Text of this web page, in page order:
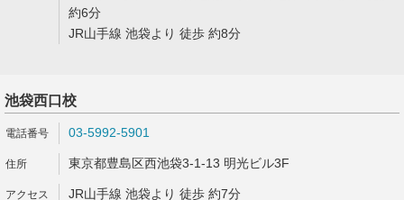
約6分
JR山手線 池袋より 徒歩 約8分
池袋西口校
03-5992-5901
東京都豊島区西池袋3-1-13 明光ビル3F
JR山手線 池袋より 徒歩 約7分